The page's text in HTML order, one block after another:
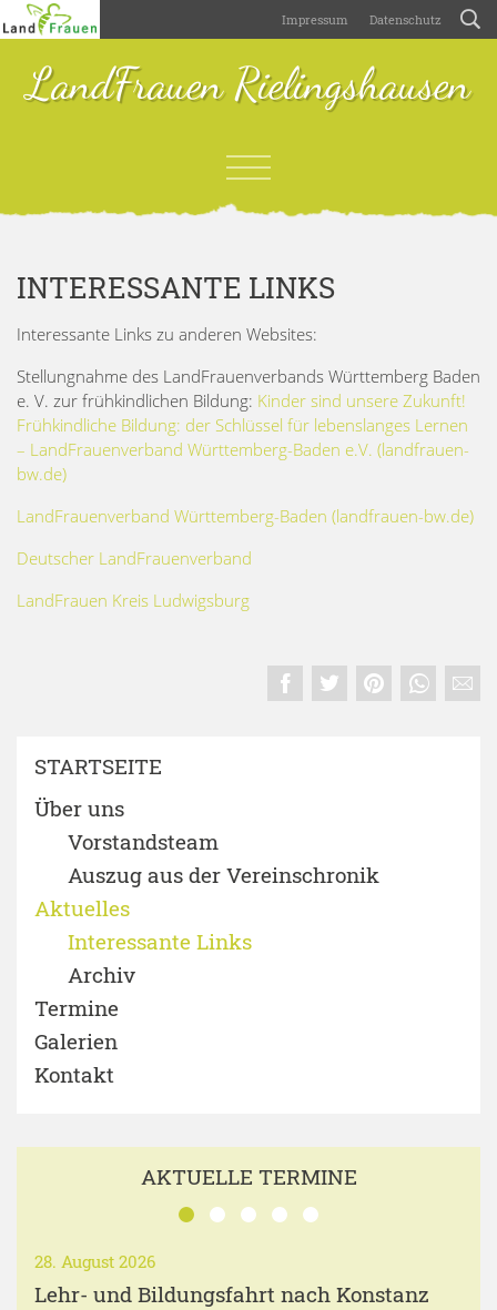
Impressum Datenschutz
LandFrauen Rielingshausen
INTERESSANTE LINKS
Interessante Links zu anderen Websites:
Stellungnahme des LandFrauenverbands Württemberg Baden
e. V. zur frühkindlichen Bildung: Kinder sind unsere Zukunft!
Frühkindliche Bildung: der Schlüssel für lebenslanges Lernen
– LandFrauenverband Württemberg-Baden e.V. (landfrauen-
bw.de)
LandFrauenverband Württemberg-Baden (landfrauen-bw.de)
Deutscher LandFrauenverband
LandFrauen Kreis Ludwigsburg
STARTSEITE
Über uns
Vorstandsteam
Auszug aus der Vereinschronik
Aktuelles
Interessante Links
Archiv
Termine
Galerien
Kontakt
AKTUELLE TERMINE
28. August 2026
Lehr- und Bildungsfahrt nach Konstanz